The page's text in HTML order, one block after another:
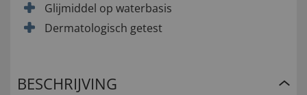
Glijmiddel op waterbasis
Dermatologisch getest
BESCHRIJVING